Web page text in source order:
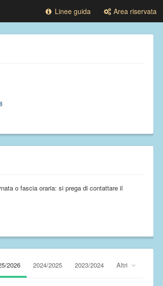
Linee guida Area riservata
o fascia oraria: si prega di contattare il
2026 2024/2025 2023/2024 Altri